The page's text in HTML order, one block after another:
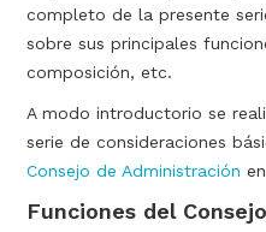
completo de la presente
sobre sus principales
composición, etc.
A modo introductorio se
serie de consideraciones
Consejo de Administración
Funciones del